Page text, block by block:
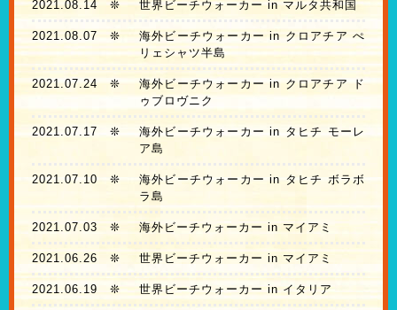
2021.08.14❊ 世界ビーチウォーカー in マルタ共和国
2021.08.07❊
海外ビーチウォーカー in クロアチア ぺ
リェシャツ半島
2021.07.24 ❊
海外ビーチウォーカー in クロアチア ド
ゥブロヴニク
2021.07.17 ❊
海外ビーチウォーカー in タヒチ モーレ
ア島
2021.07.10 ❊
海外ビーチウォーカー in タヒチ ボラボ
ラ島
2021.07.03 ❊ 海外ビーチウォーカー in マイアミ
2021.06.26 ❊ 世界ビーチウォーカー in マイアミ
2021.06.19 ❊ 世界ビーチウォーカー in イタリア